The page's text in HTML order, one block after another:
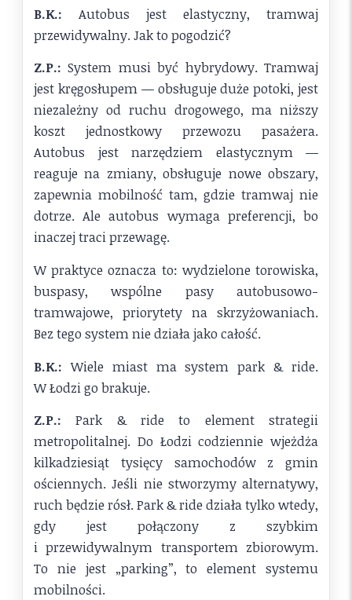
B.K.: Autobus jest elastyczny, tramwaj
przewidywalny. Jak to pogodzić?
Z.P.: System musi być hybrydowy. Tramwaj
jest kręgosłupem — obsługuje duże potoki, jest
niezależny od ruchu drogowego, ma niższy
koszt jednostkowy przewozu pasażera.
Autobus jest narzędziem elastycznym —
reaguje na zmiany, obsługuje nowe obszary,
zapewnia mobilność tam, gdzie tramwaj nie
dotrze. Ale autobus wymaga preferencji, bo
inaczej traci przewagę.
W praktyce oznacza to: wydzielone torowiska,
buspasy, wspólne pasy autobusowo-
tramwajowe, priorytety na skrzyżowaniach.
Bez tego system nie działa jako całość.
B.K.: Wiele miast ma system park & ride.
W Łodzi go brakuje.
Z.P.: Park & ride to element strategii
metropolitalnej. Do Łodzi codziennie wjeżdża
kilkadziesiąt tysięcy samochodów z gmin
ościennych. Jeśli nie stworzymy alternatywy,
ruch będzie rósł. Park & ride działa tylko wtedy,
gdy jest połączony z szybkim
i przewidywalnym transportem zbiorowym.
To nie jest „parking”, to element systemu
mobilności.